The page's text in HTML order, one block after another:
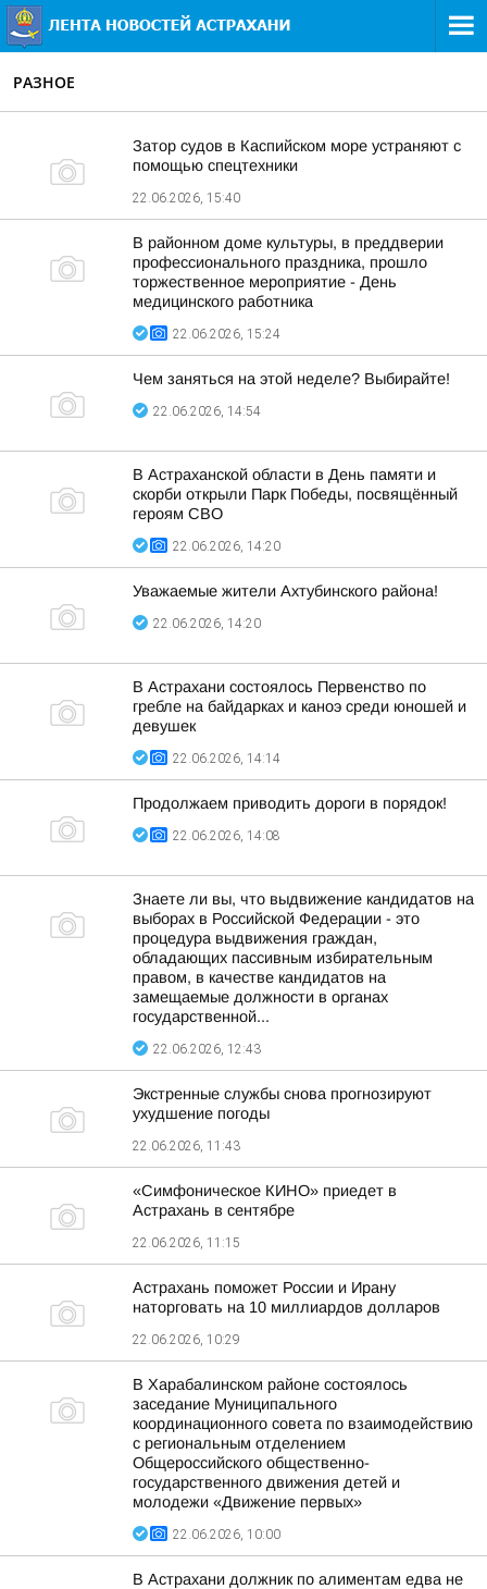
РАЗНОЕ
Затор судов в Каспийском море устраняют с
помощью спецтехники
22.06.2026, 15:40
В районном доме культуры, в преддверии
профессионального праздника, прошло
торжественное мероприятие - День
медицинского работника
22.06.2026, 15:24
Чем заняться на этой неделе? Выбирайте!
22.06.2026, 14:54
В Астраханской области в День памяти и
скорби открыли Парк Победы, посвящённый
героям СВО
22.06.2026, 14:20
Уважаемые жители Ахтубинского района!
22.06.2026, 14:20
В Астрахани состоялось Первенство по
гребле на байдарках и каноэ среди юношей и
девушек
22.06.2026, 14:14
Продолжаем приводить дороги в порядок!
22.06.2026, 14:08
Знаете ли вы, что выдвижение кандидатов на
выборах в Российской Федерации - это
процедура выдвижения граждан,
обладающих пассивным избирательным
правом, в качестве кандидатов на
замещаемые должности в органах
государственной...
22.06.2026, 12:43
Экстренные службы снова прогнозируют
ухудшение погоды
22.06.2026, 11:43
«Симфоническое КИНО» приедет в
Астрахань в сентябре
22.06.2026, 11:15
Астрахань поможет России и Ирану
наторговать на 10 миллиардов долларов
22.06.2026, 10:29
В Харабалинском районе состоялось
заседание Муниципального
координационного совета по взаимодействию
с региональным отделением
Общероссийского общественно-
государственного движения детей и
молодежи «Движение первых»
22.06.2026, 10:00
В Астрахани должник по алиментам едва не